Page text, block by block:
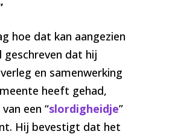
hoe dat kan aangezien
geschreven dat hij
en samenwerking
heeft gehad,
een “slordigheidje”
Hij bevestigt dat het